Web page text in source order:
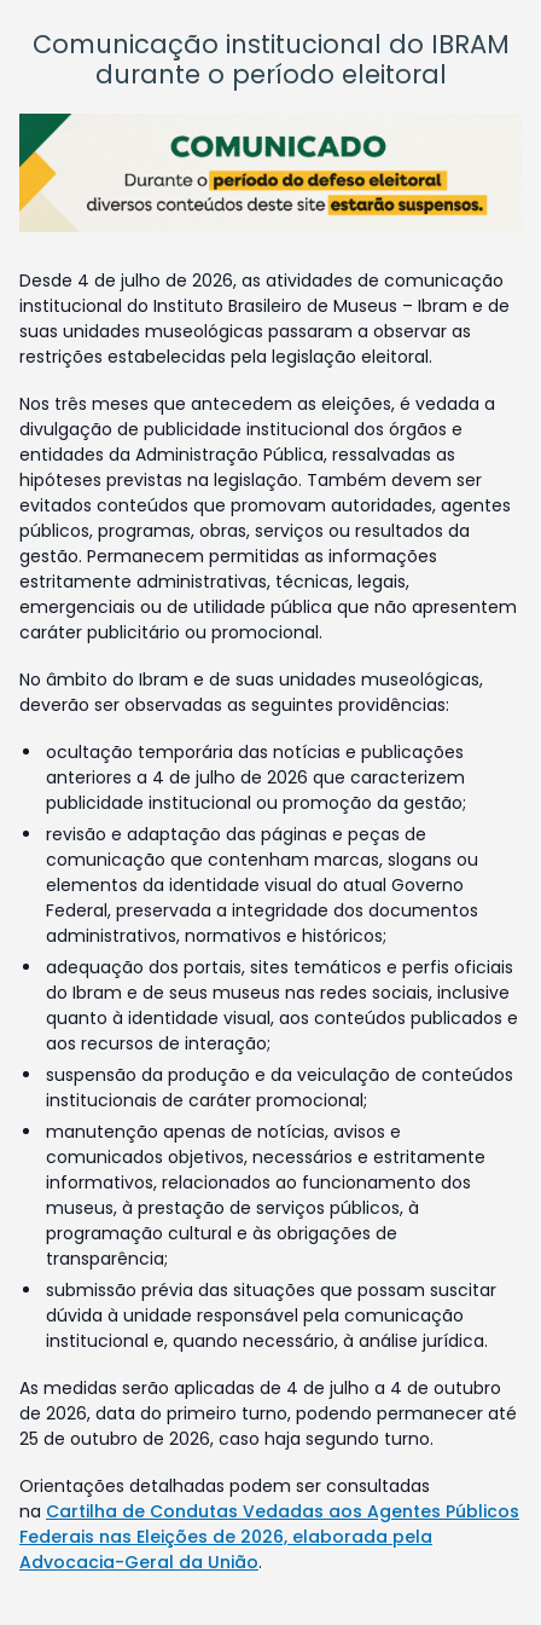
Comunicação institucional do IBRAM
durante o período eleitoral
Desde 4 de julho de 2026, as atividades de comunicação
institucional do Instituto Brasileiro de Museus – Ibram e de
suas unidades museológicas passaram a observar as
restrições estabelecidas pela legislação eleitoral.
Nos três meses que antecedem as eleições, é vedada a
divulgação de publicidade institucional dos órgãos e
entidades da Administração Pública, ressalvadas as
hipóteses previstas na legislação. Também devem ser
evitados conteúdos que promovam autoridades, agentes
públicos, programas, obras, serviços ou resultados da
gestão. Permanecem permitidas as informações
estritamente administrativas, técnicas, legais,
emergenciais ou de utilidade pública que não apresentem
caráter publicitário ou promocional.
No âmbito do Ibram e de suas unidades museológicas,
deverão ser observadas as seguintes providências:
ocultação temporária das notícias e publicações
anteriores a 4 de julho de 2026 que caracterizem
publicidade institucional ou promoção da gestão;
revisão e adaptação das páginas e peças de
comunicação que contenham marcas, slogans ou
elementos da identidade visual do atual Governo
Federal, preservada a integridade dos documentos
administrativos, normativos e históricos;
adequação dos portais, sites temáticos e perfis oficiais
do Ibram e de seus museus nas redes sociais, inclusive
quanto à identidade visual, aos conteúdos publicados e
aos recursos de interação;
suspensão da produção e da veiculação de conteúdos
institucionais de caráter promocional;
manutenção apenas de notícias, avisos e
comunicados objetivos, necessários e estritamente
informativos, relacionados ao funcionamento dos
museus, à prestação de serviços públicos, à
programação cultural e às obrigações de
transparência;
submissão prévia das situações que possam suscitar
dúvida à unidade responsável pela comunicação
institucional e, quando necessário, à análise jurídica.
As medidas serão aplicadas de 4 de julho a 4 de outubro
de 2026, data do primeiro turno, podendo permanecer até
25 de outubro de 2026, caso haja segundo turno.
Orientações detalhadas podem ser consultadas
na Cartilha de Condutas Vedadas aos Agentes Públicos
Federais nas Eleições de 2026, elaborada pela
Advocacia-Geral da União.